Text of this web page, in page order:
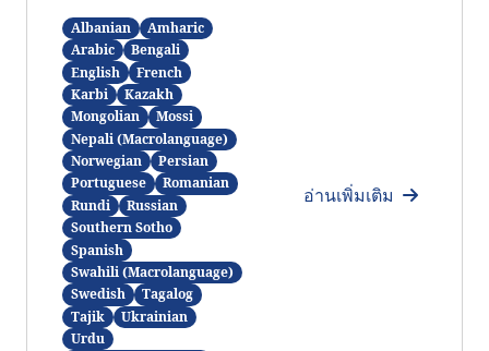
Albanian
Amharic
Arabic
Bengali
English
French
Karbi
Kazakh
Mongolian
Mossi
Nepali (Macrolanguage)
Norwegian
Persian
Portuguese
Romanian
Rundi
Russian
Southern Sotho
Spanish
Swahili (Macrolanguage)
Swedish
Tagalog
Tajik
Ukrainian
Urdu
อ่านเพิ่มเติม